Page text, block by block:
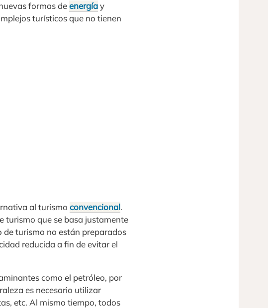
formas deenergíay
turísticos que no tienen
al turismo convencional.
turismo que se basa justamente
de turismo no están preparados
reducida a fin de evitar el
como el petróleo, por
es necesario utilizar
etc. Al mismo tiempo, todos